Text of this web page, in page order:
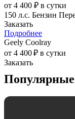
от 4 400 ₽ в сутки
150 л.с. Бензин
Заказать
Подробнее
Geely Coolray
от 4 400 ₽ в сутки
Заказать
Популярные